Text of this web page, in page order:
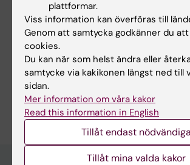
Länkar:
Intervju: Forskar om mitokondriernas roll vid
Interview: The role of mitochondria in
Forskningsområden:
Geriatrik
Neurovetenskaper
Är du Maria Ankarcrona?
Redigera din profil
plattformar.
Viss information kan överföras till
Genom att samtycka godkänner du
cookies.
Du kan när som helst ändra eller
samtycke via kakikonen längst ned till
sidan.
Mer information om våra kakor
Read this information in English
Tillåt endast nödvändiga
Tillåt mina valda kakor